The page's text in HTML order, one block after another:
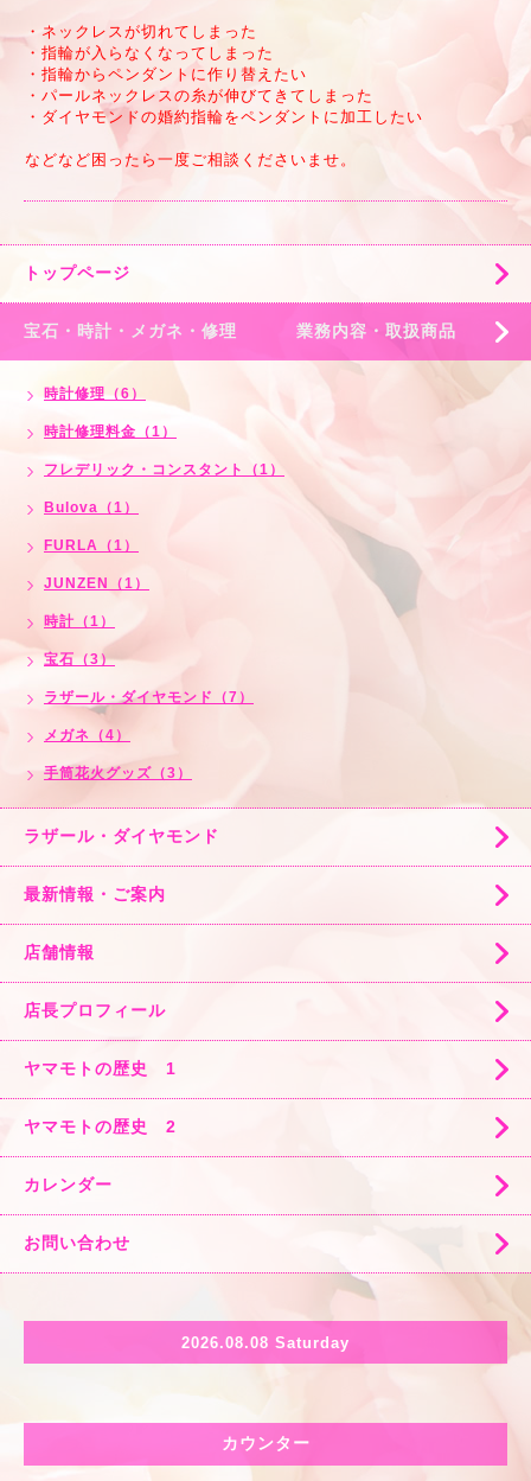
・ネックレスが切れてしまった
・指輪が入らなくなってしまった
・指輪からペンダントに作り替えたい
・パールネックレスの糸が伸びてきてしまった
・ダイヤモンドの婚約指輪をペンダントに加工したい
などなど困ったら一度ご相談くださいませ。
トップページ
宝石・時計・メガネ・修理 業務内容・取扱商品
時計修理（6）
時計修理料金（1）
フレデリック・コンスタント（1）
Bulova（1）
FURLA（1）
JUNZEN（1）
時計（1）
宝石（3）
ラザール・ダイヤモンド（7）
メガネ（4）
手筒花火グッズ（3）
ラザール・ダイヤモンド
最新情報・ご案内
店舗情報
店長プロフィール
ヤマモトの歴史 1
ヤマモトの歴史 2
カレンダー
お問い合わせ
2026.08.08 Saturday
カウンター